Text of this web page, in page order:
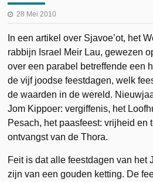
28 Mei 2010
In een artikel over Sjavoe’ot, het
rabbijn Israel Meir Lau, gewezen
over een parabel betreffende een
de vijf joodse feestdagen, welk
de waarden in de wereld.
Jom Kippoer: vergiffenis, het
Pesach, het paasfeest: vrijheid en
ontvangst van de Thora.
Feit is dat alle feestdagen van het
zijn van een gouden ketting. De